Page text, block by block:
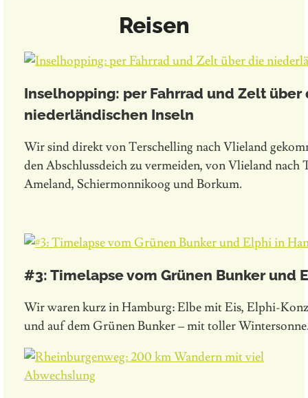
Reisen
Inselhopping: per Fahrrad und Zelt über
niederländischen Inseln
Wir sind direkt von Terschelling nach Vlieland
den Abschlussdeich zu vermeiden, von Vlieland nach
Ameland, Schiermonnikoog und Borkum.
#3: Timelapse vom Grünen Bunker und
Wir waren kurz in Hamburg: Elbe mit Eis, Elphi-
und auf dem Grünen Bunker – mit toller